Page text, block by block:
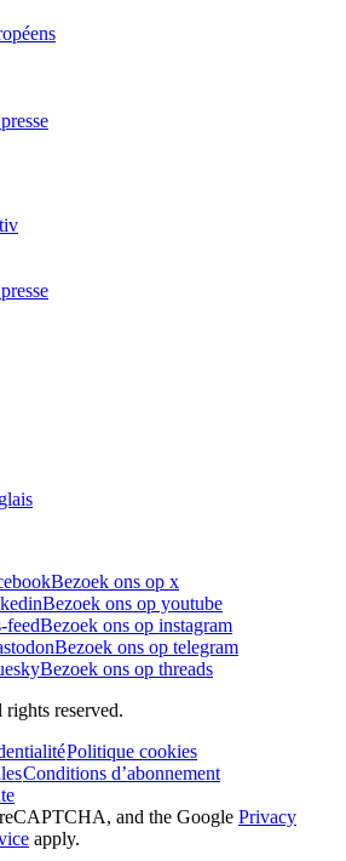
Bezoek ons op x
Bezoek ons op youtube
feedBezoek ons op instagram
Bezoek ons op telegram
Bezoek ons op threads
reserved.
Politique cookies
Conditions d’abonnement
and the Google Privacy
apply.